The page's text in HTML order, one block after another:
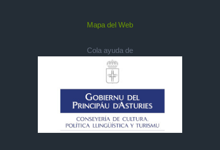
Mapa del Web
Cola ayuda de